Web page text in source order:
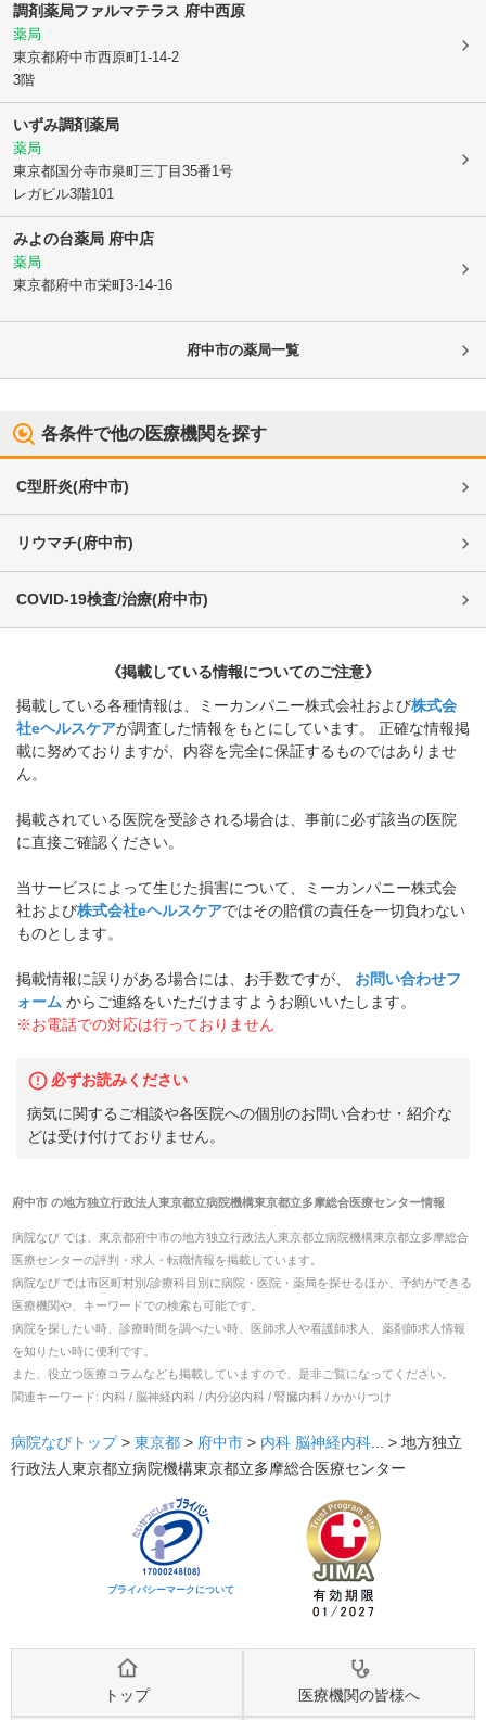
調剤薬局ファルマテラス 府中西原
薬局
東京都府中市西原町1-14-2
3階
いずみ調剤薬局
薬局
東京都国分寺市泉町三丁目35番1号
レガビル3階101
みよの台薬局 府中店
薬局
東京都府中市栄町3-14-16
府中市の薬局一覧
各条件で他の医療機関を探す
C型肝炎(府中市)
リウマチ(府中市)
COVID-19検査/治療(府中市)
《掲載している情報についてのご注意》
掲載している各種情報は、ミーカンパニー株式会社および株式会
社eヘルスケアが調査した情報をもとにしています。 正確な情報掲
載に努めておりますが、内容を完全に保証するものではありませ
ん。
掲載されている医院を受診される場合は、事前に必ず該当の医院
に直接ご確認ください。
当サービスによって生じた損害について、ミーカンパニー株式会
社および株式会社eヘルスケアではその賠償の責任を一切負わない
ものとします。
掲載情報に誤りがある場合には、お手数ですが、
お問い合わせフ
ォーム からご連絡をいただけますようお願いいたします。
※お電話での対応は行っておりません
必ずお読みください
病気に関するご相談や各医院への個別のお問い合わせ・紹介な
どは受け付けておりません。
府中市の地方独立行政法人東京都立病院機構東京都立多摩総合医療センター情報
病院なび では、 東京都府中市の地方独立行政法人東京都立病院機構東京都立多摩総合
医療センターの評判・求人・転職情報を掲載しています。
病院なび では市区町村別/診療科目別に病院・医院・薬局を探せるほか、予約ができる
医療機関や、キーワードでの検索も可能です。
病院を探したい時、診療時間を調べたい時、医師求人や看護師求人、薬剤師求人情報
を知りたい時に便利です。
また、役立つ医療コラムなども掲載していますので、是非ご覧になってください。
関連キーワード: 内科 / 脳神経内科 / 内分泌内科 / 腎臓内科 / かかりつけ
病院なびトップ > 東京都 > 府中市 > 内科 脳神経内科... > 地方独立
行政法人東京都立病院機構東京都立多摩総合医療センター
プライバシーマークについて
トップ 医療機関の皆様へ